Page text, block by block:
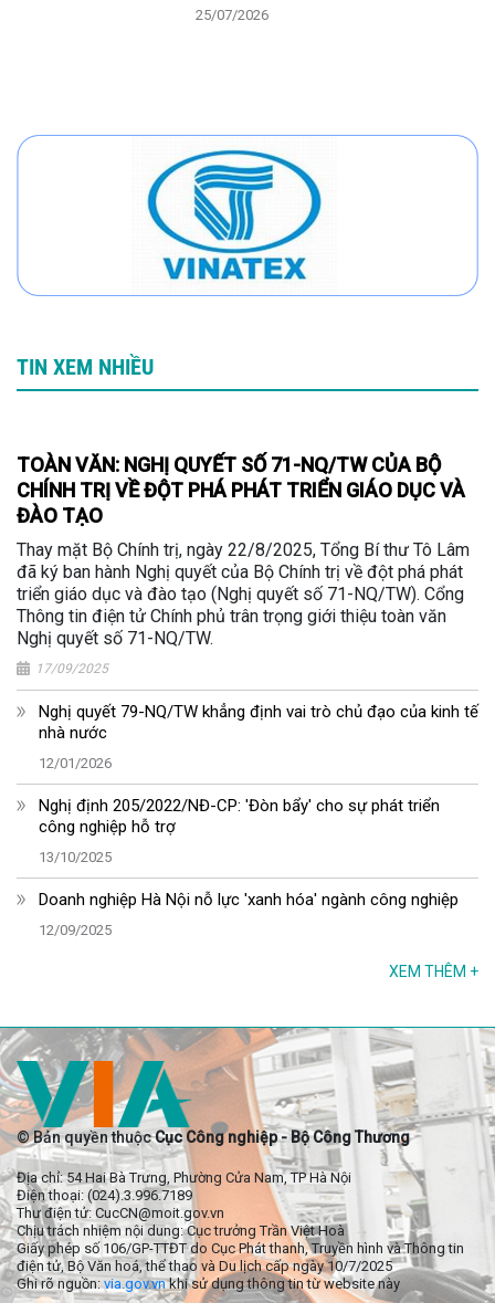
25/07/2026
TIN XEM NHIỀU
TOÀN VĂN: NGHỊ QUYẾT SỐ 71-NQ/TW CỦA BỘ
CHÍNH TRỊ VỀ ĐỘT PHÁ PHÁT TRIỂN GIÁO DỤC VÀ
ĐÀO TẠO
Thay mặt Bộ Chính trị, ngày 22/8/2025, Tổng Bí thư Tô Lâm
đã ký ban hành Nghị quyết của Bộ Chính trị về đột phá phát
triển giáo dục và đào tạo (Nghị quyết số 71-NQ/TW). Cổng
Thông tin điện tử Chính phủ trân trọng giới thiệu toàn văn
Nghị quyết số 71-NQ/TW.
17/09/2025
Nghị quyết 79-NQ/TW khẳng định vai trò chủ đạo của kinh tế
nhà nước
12/01/2026
Nghị định 205/2022/NĐ-CP: 'Đòn bẩy' cho sự phát triển
công nghiệp hỗ trợ
13/10/2025
Doanh nghiệp Hà Nội nỗ lực 'xanh hóa' ngành công nghiệp
12/09/2025
XEM THÊM +
© Bản quyền thuộcCục Công nghiệp - Bộ Công Thương
Địa chỉ: 54 Hai Bà Trưng, Phường Cửa Nam, TP Hà Nội
Điện thoại: (024).3.996.7189
Thư điện tử: CucCN@moit.gov.vn
Chịu trách nhiệm nội dung: Cục trưởng Trần Việt Hoà
Giấy phép số 106/GP-TTĐT do Cục Phát thanh, Truyền hình và Thông tin
điện tử, Bộ Văn hoá, thể thao và Du lịch cấp ngày 10/7/2025
Ghi rõ nguồn: via.gov.vnkhi sử dụng thông tin từ website này